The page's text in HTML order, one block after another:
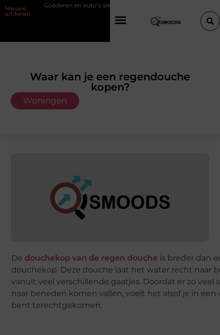
Nieuwe
artikelen
en auto’s slim verplaatsen met twee liften naast elkaar
Waar kan je een regendouche
kopen?
Woningen
De douchekop van de regen douche is breder dan
douchekop. Deze douche laat het water recht naar
vanuit veel verschillende gaatjes. Doordat er zo veel
naar beneden komen vallen, voelt het alsof je in
bent terechtgekomen.